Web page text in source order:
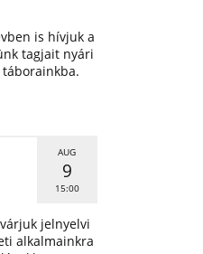
is hívjuk a
tagjait nyári
AUG
9
15:00
jelnyelvi
alkalmainkra